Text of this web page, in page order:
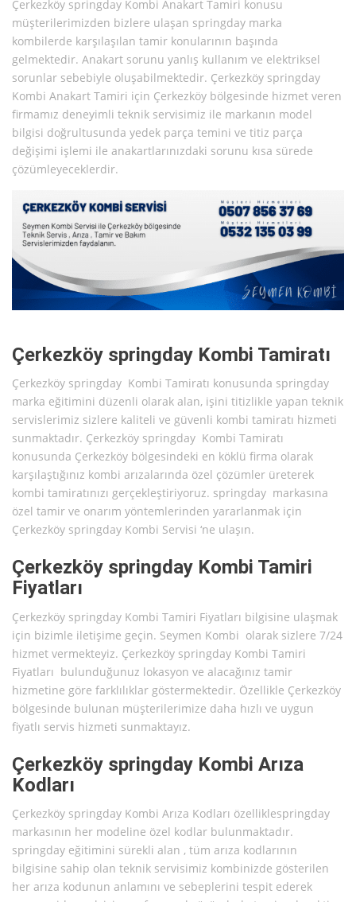
Çerkezköy springday Kombi Anakart Tamiri konusu
müşterilerimizden bizlere ulaşan springday marka
kombilerde karşılaşılan tamir konularının başında
gelmektedir. Anakart sorunu yanlış kullanım ve elektriksel
sorunlar sebebiyle oluşabilmektedir. Çerkezköy springday
Kombi Anakart Tamiri için Çerkezköy bölgesinde hizmet veren
firmamız deneyimli teknik servisimiz ile markanın model
bilgisi doğrultusunda yedek parça temini ve titiz parça
değişimi işlemi ile anakartlarınızdaki sorunu kısa sürede
çözümleyeceklerdir.
Çerkezköy springday Kombi Tamiratı
Çerkezköy springday Kombi Tamiratı konusunda springday
marka eğitimini düzenli olarak alan, işini titizlikle yapan teknik
servislerimiz sizlere kaliteli ve güvenli kombi tamiratı hizmeti
sunmaktadır. Çerkezköy springday Kombi Tamiratı
konusunda Çerkezköy bölgesindeki en köklü firma olarak
karşılaştığınız kombi arızalarında özel çözümler üreterek
kombi tamiratınızı gerçekleştiriyoruz. springday markasına
özel tamir ve onarım yöntemlerinden yararlanmak için
Çerkezköy springday Kombi Servisi ‘ne ulaşın.
Çerkezköy springday Kombi Tamiri
Fiyatları
Çerkezköy springday Kombi Tamiri Fiyatları bilgisine ulaşmak
için bizimle iletişime geçin. Seymen Kombi olarak sizlere 7/24
hizmet vermekteyiz. Çerkezköy springday Kombi Tamiri
Fiyatları bulunduğunuz lokasyon ve alacağınız tamir
hizmetine göre farklılıklar göstermektedir. Özellikle Çerkezköy
bölgesinde bulunan müşterilerimize daha hızlı ve uygun
fiyatlı servis hizmeti sunmaktayız.
Çerkezköy springday Kombi Arıza
Kodları
Çerkezköy springday Kombi Arıza Kodları özelliklespringday
markasının her modeline özel kodlar bulunmaktadır.
springday eğitimini sürekli alan , tüm arıza kodlarının
bilgisine sahip olan teknik servisimiz kombinizde gösterilen
her arıza kodunun anlamını ve sebeplerini tespit ederek